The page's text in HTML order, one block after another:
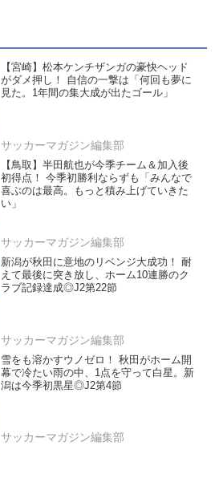
【宮崎】松本ケンチザンガの豪快ヘッド
がダメ押し！ 自信の一撃は「何回も夢に
見た。1年間の集大成が出たゴール」
サッカーマガジン編集部
【鳥取】半田航也が今季チーム＆加入後
初得点！ 今季初勝利ならずも「みんなで
喜ぶのは最高。もっと積み上げていきた
い」
サッカーマガジン編集部
新潟が秋田に意地のリベンジ大成功！ 耐
えて最後に突き放し、ホーム10連勝のク
ラブ記録達成◎J2第22節
サッカーマガジン編集部
雪をも溶かすウノゼロ！ 秋田がホーム開
幕で冷たい雨の中、1点を守って白星。新
潟は今季初黒星◎J2第4節
サッカーマガジン編集部